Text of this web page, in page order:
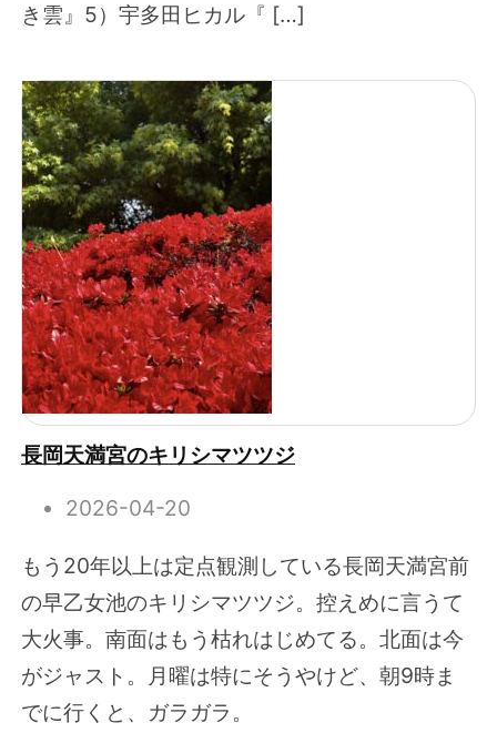
き雲』5）宇多田ヒカル『 […]
長岡天満宮のキリシマツツジ
2026-04-20
もう20年以上は定点観測している長岡天満宮前
の早乙女池のキリシマツツジ。控えめに言うて
大火事。南面はもう枯れはじめてる。北面は今
がジャスト。月曜は特にそうやけど、朝9時ま
でに行くと、ガラガラ。